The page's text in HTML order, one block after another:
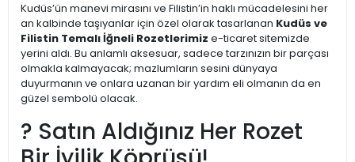
Kudüs’ün manevi mirasını ve Filistin’in haklı mücadelesini her
an kalbinde taşıyanlar için özel olarak tasarlanan Kudüs ve
Filistin Temalı İğneli Rozetlerimiz e-ticaret sitemizde
yerini aldı. Bu anlamlı aksesuar, sadece tarzınızın bir parçası
olmakla kalmayacak; mazlumların sesini dünyaya
duyurmanın ve onlara uzanan bir yardım eli olmanın da en
güzel sembolü olacak.
? Satın Aldığınız Her Rozet